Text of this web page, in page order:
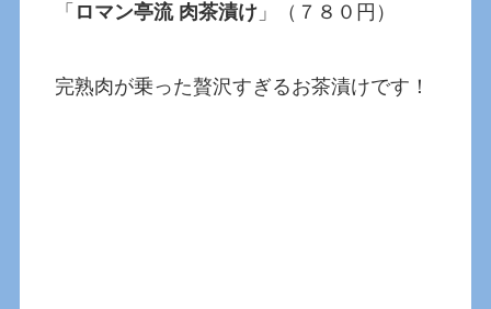
「 ロマン亭流 肉茶漬け 」（７８０円）
完熟肉が乗った贅沢すぎるお茶漬けです！